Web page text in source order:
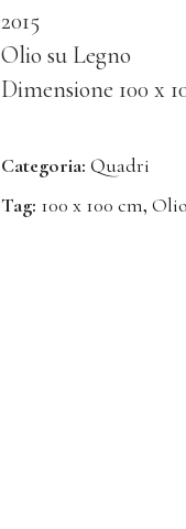
2015
Olio su Legno
Dimensione 100 x
Categoria: Quadri
Tag: 100 x 100 cm,